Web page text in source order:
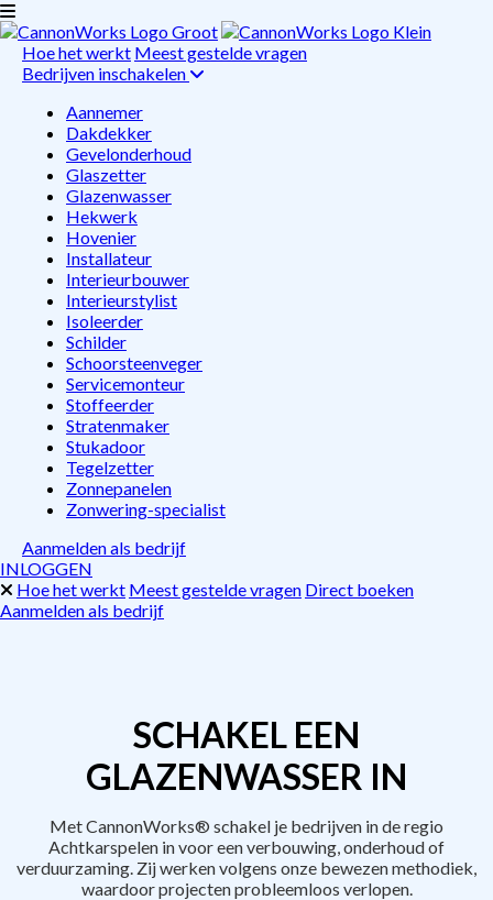
Hoe het werkt Meest gestelde vragen
Bedrijven inschakelen
Aannemer
Dakdekker
Gevelonderhoud
Glaszetter
Glazenwasser
Hekwerk
Hovenier
Installateur
Interieurbouwer
Interieurstylist
Isoleerder
Schilder
Schoorsteenveger
Servicemonteur
Stoffeerder
Stratenmaker
Stukadoor
Tegelzetter
Zonnepanelen
Zonwering-specialist
Aanmelden als bedrijf
INLOGGEN
Hoe het werkt Meest gestelde vragen Direct boeken
Aanmelden als bedrijf
SCHAKEL EEN
GLAZENWASSER IN
Met CannonWorks® schakel je bedrijven in de regio
Achtkarspelen in voor een verbouwing, onderhoud of
verduurzaming. Zij werken volgens onze bewezen methodiek,
waardoor projecten probleemloos verlopen.